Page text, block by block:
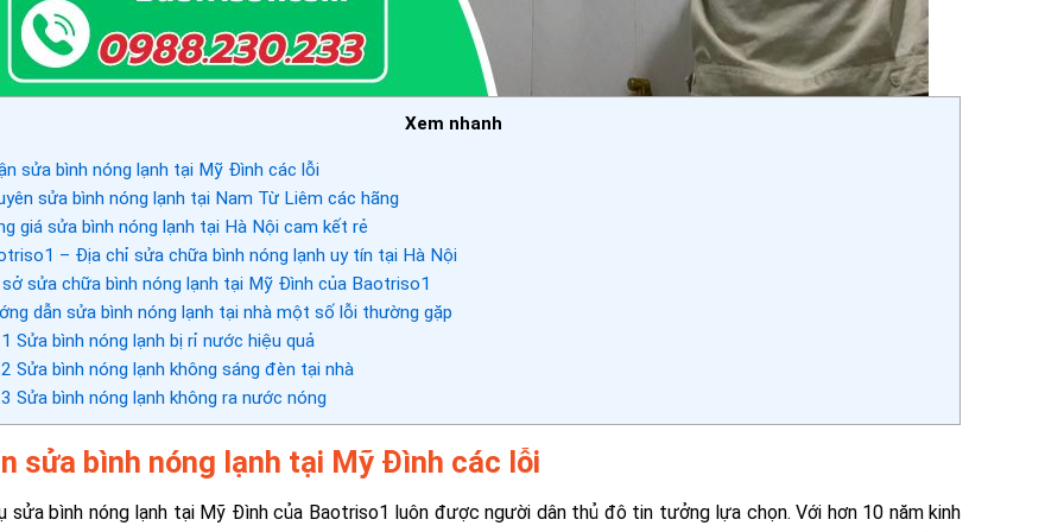
Xem nhanh
sửa bình nóng lạnh tại Mỹ Đình các lỗi
sửa bình nóng lạnh tại Nam Từ Liêm các hãng
giá sửa bình nóng lạnh tại Hà Nội cam kết rẻ
– Địa chỉ sửa chữa bình nóng lạnh uy tín tại Hà Nội
sửa chữa bình nóng lạnh tại Mỹ Đình của Baotriso1
dẫn sửa bình nóng lạnh tại nhà một số lỗi thường gặp
Sửa bình nóng lạnh bị rỉ nước hiệu quả
Sửa bình nóng lạnh không sáng đèn tại nhà
Sửa bình nóng lạnh không ra nước nóng
sửa bình nóng lạnh tại Mỹ Đình các lỗi
sửa bình nóng lạnh tại Mỹ Đình của Baotriso1 luôn được người dân thủ đô tin tưởng lựa chọn. Với hơn 10 năm kinh